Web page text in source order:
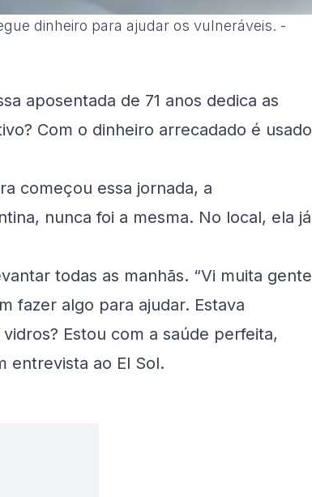
dinheiro para ajudar os vulneráveis. -
aposentada de 71 anos dedica as
Com o dinheiro arrecadado é usado
começou essa jornada, a
nunca foi a mesma. No local, ela já
todas as manhãs. “Vi muita gente
fazer algo para ajudar. Estava
Estou com a saúde perfeita,
entrevista ao El Sol.